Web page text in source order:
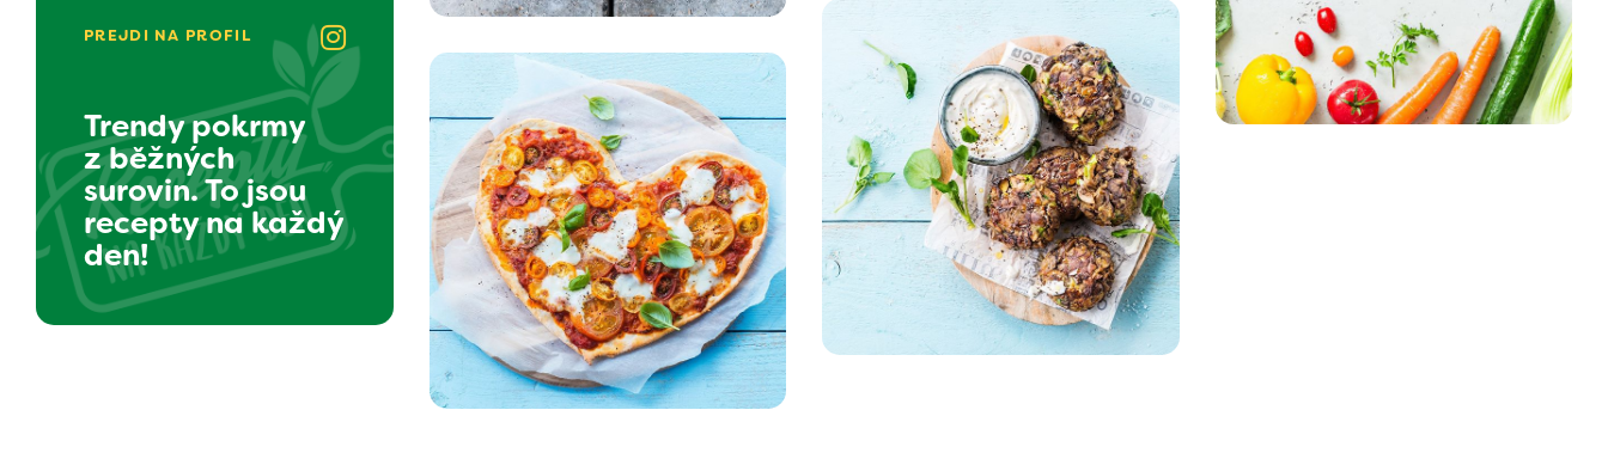
PREJDI NA PROFIL
Trendy pokrmy
z běžných
surovin. To jsou
recepty na každý
den!